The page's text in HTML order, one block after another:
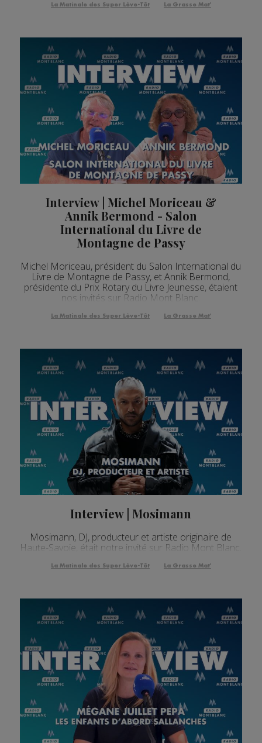
La Matinale des Super Lève-Tôt La Grasse Mat'
Interview | Michel Moriceau &
Annik Bermond - Salon
International du Livre de
Montagne de Passy
Michel Moriceau, président du Salon International du
Livre de Montagne de Passy, et Annik Bermond,
présidente du Prix Rotary du Livre Jeunesse, étaient
nos invités sur Radio Mont Blanc.
La Matinale des Super Lève-Tôt La Grasse Mat'
Interview | Mosimann
Mosimann, DJ, producteur et artiste originaire de
Haute-Savoie, était notre invité sur Radio Mont Blanc.
La Matinale des Super Lève-Tôt La Grasse Mat'